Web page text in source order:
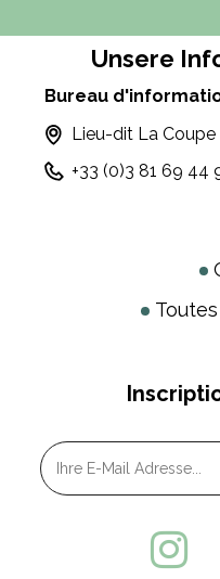
Unsere
Bureau
Lieu-dit La Coupe
+33 (0)3 81 69 44